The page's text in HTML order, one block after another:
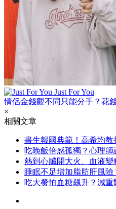
Just For You
情侶金錢觀不同只能分手？花
×
相關文章
書生報國典範！高希均
吃晚飯倍感孤獨？心理
熱到心臟開大火、血液
睡眠不足增加脂肪肝風
吃大餐怕血糖飆升？減